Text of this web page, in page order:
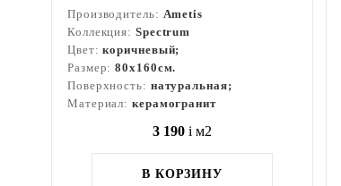
Производитель: Ametis
Коллекция: Spectrum
Цвет:коричневый;
Размер:80x160см.
Поверхность: натуральная;
Материал: керамогранит
3 190 i м2
В КОРЗИНУ